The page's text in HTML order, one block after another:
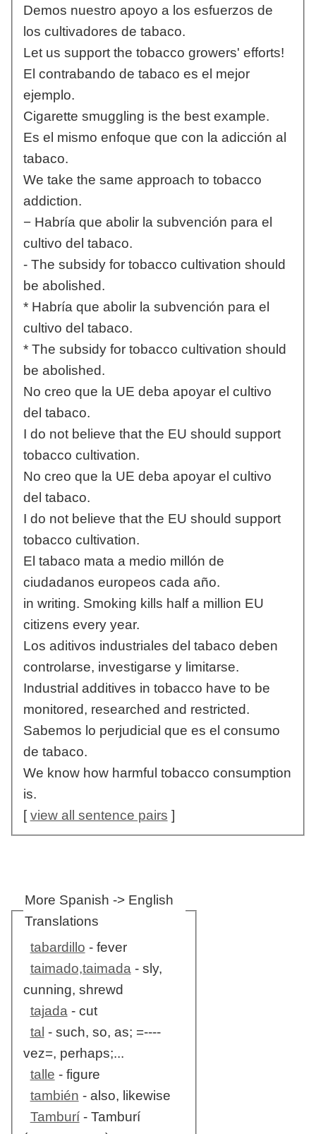
Demos nuestro apoyo a los esfuerzos de
los cultivadores de tabaco.
Let us support the tobacco growers' efforts!
El contrabando de tabaco es el mejor
ejemplo.
Cigarette smuggling is the best example.
Es el mismo enfoque que con la adicción al
tabaco.
We take the same approach to tobacco
addiction.
− Habría que abolir la subvención para el
cultivo del tabaco.
- The subsidy for tobacco cultivation should
be abolished.
* Habría que abolir la subvención para el
cultivo del tabaco.
* The subsidy for tobacco cultivation should
be abolished.
No creo que la UE deba apoyar el cultivo
del tabaco.
I do not believe that the EU should support
tobacco cultivation.
No creo que la UE deba apoyar el cultivo
del tabaco.
I do not believe that the EU should support
tobacco cultivation.
El tabaco mata a medio millón de
ciudadanos europeos cada año.
in writing. Smoking kills half a million EU
citizens every year.
Los aditivos industriales del tabaco deben
controlarse, investigarse y limitarse.
Industrial additives in tobacco have to be
monitored, researched and restricted.
Sabemos lo perjudicial que es el consumo
de tabaco.
We know how harmful tobacco consumption
is.
[view all sentence pairs ]
More Spanish -> English
Translations
tabardillo - fever
taimado,taimada - sly,
cunning, shrewd
tajada - cut
tal - such, so, as; =----
vez=, perhaps;...
talle - figure
también - also, likewise
Tamburí- Tamburí